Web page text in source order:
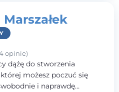
opinie)
dążę do stworzenia
możesz poczuć się
i naprawdę